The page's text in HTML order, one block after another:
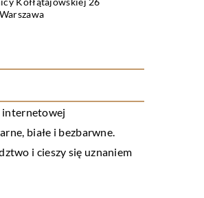
internetowej
białe i bezbarwne.
i cieszy się uznaniem